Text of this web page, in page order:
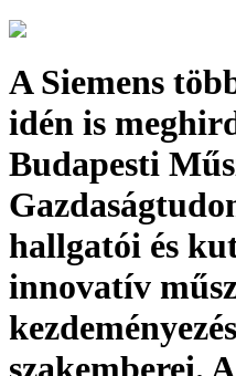
A Siemens
idén is
Budapesti
hallgatói és
innovatív